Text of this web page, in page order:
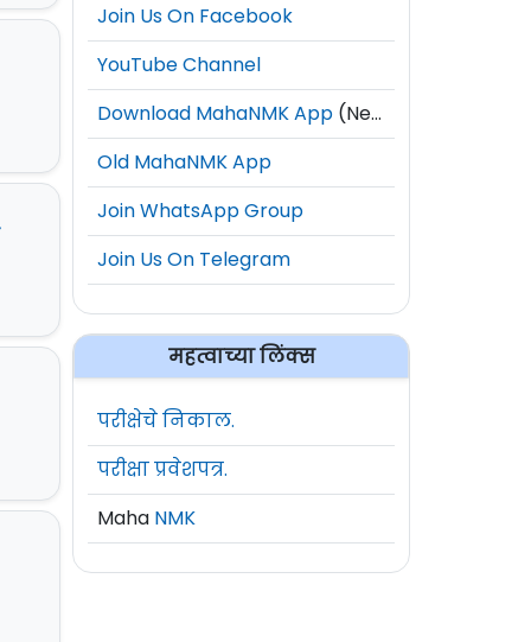
Join Us On Facebook
YouTube Channel
Download MahaNMK App (New)
Old MahaNMK App
Join WhatsApp Group
Join Us On Telegram
महत्वाच्या लिंक्स
परीक्षेचे निकाल.
परीक्षा प्रवेशपत्र.
Maha NMK